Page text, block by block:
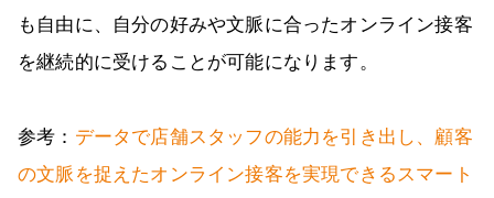
も自由に、自分の好みや文脈に合ったオンライン接客
を継続的に受けることが可能になります。
参考： データで店舗スタッフの能力を引き出し、顧客
の文脈を捉えたオンライン接客を実現できるスマート